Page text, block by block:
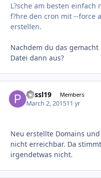
L?sche am besten
f?hre den cron mit --force
erstellen.
Nachdem du das
Datei dann aus?
Passl19 Members
March 2, 201511 yr
Neu erstellte Domains
nicht erreichbar. Da
irgendetwas nicht.